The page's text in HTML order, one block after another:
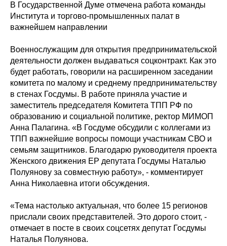
В Государственной Думе отмечена работа команды
Института и торгово-промышленных палат в
важнейшем направлении
Военнослужащим для открытия предпринимательской
деятельности должен выдаваться соцконтракт. Как это
будет работать, говорили на расширенном заседании
комитета по малому и среднему предпринимательству
в стенах Госдумы. В работе приняла участие и
заместитель председателя Комитета ТПП РФ по
образованию и социальной политике, ректор МИМОП
Анна Палагина. «В Госдуме обсудили с коллегами из
ТПП важнейшие вопросы помощи участникам СВО и
семьям защитников. Благодарю руководителя проекта
Женского движения ЕР депутата Госдумы Наталью
Полуянову за совместную работу», - комментирует
Анна Николаевна итоги обсуждения.
«Тема настолько актуальная, что более 15 регионов
прислали своих представителей. Это дорого стоит, -
отмечает в посте в своих соцсетях депутат Госдумы
Наталья Полуянова.